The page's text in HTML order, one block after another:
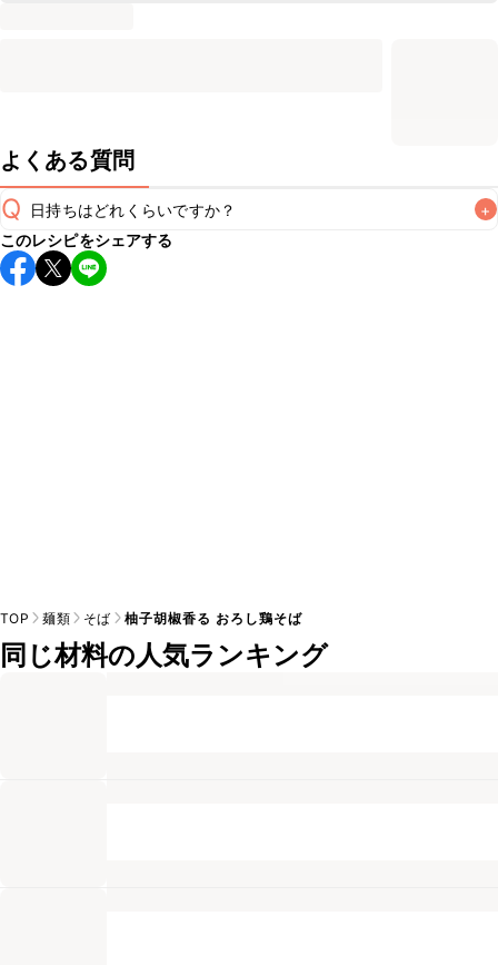
よくある質問
Q 日持ちはどれくらいですか？ +
こちらのレシピは出来たてをお召し上がりいただくことをお
すすめします。
このレシピをシェアする
TOP 麺類 そば 柚子胡椒香る おろし鶏そば
同じ材料の人気ランキング